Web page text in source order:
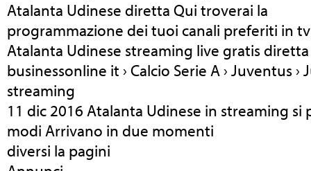
Atalanta Udinese diretta Qui troverai la
programmazione dei tuoi canali preferiti in tv
Atalanta Udinese streaming live gratis
businessonline it › Calcio Serie A › Juventus
streaming
11 dic 2016 Atalanta Udinese in streaming
modi Arrivano in due momenti
diversi la pagini